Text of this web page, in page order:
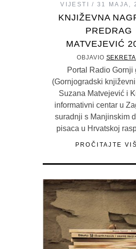
VIJESTI
31 MAJA,
KNJIŽEVNA
PREDRAG
MATVEJEVIĆ
OBJAVIO
Portal Radio Gornji
(Gornjogradski
Suzana Matvejević i
informativni centar u
suradnji s Manjinskim
pisaca u Hrvatskoj
PROČITAJTE